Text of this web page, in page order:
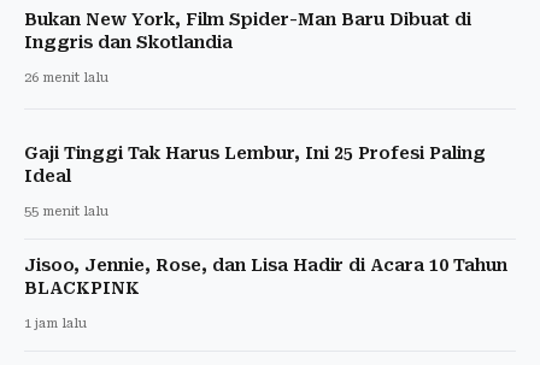
Bukan New York, Film Spider-Man Baru Dibuat di
Inggris dan Skotlandia
26 menit lalu
Gaji Tinggi Tak Harus Lembur, Ini 25 Profesi Paling
Ideal
55 menit lalu
Jisoo, Jennie, Rose, dan Lisa Hadir di Acara 10 Tahun
BLACKPINK
1 jam lalu